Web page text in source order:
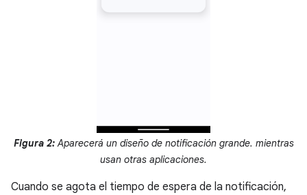
Figura 2:Aparecerá un diseño de notificación grande. mientras
usan otras aplicaciones.
Cuando se agota el tiempo de espera de la notificación,